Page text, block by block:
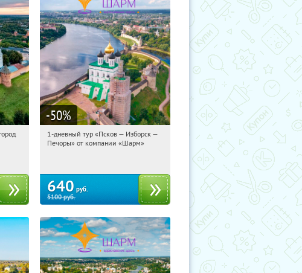
22
-50%
20:37:04 Купили:12
1-дневный тур «Псков — Изборск —
Печоры» от компании «Шарм»
640 руб.
5100руб.